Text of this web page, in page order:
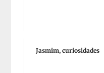
Jasmim, curiosidades